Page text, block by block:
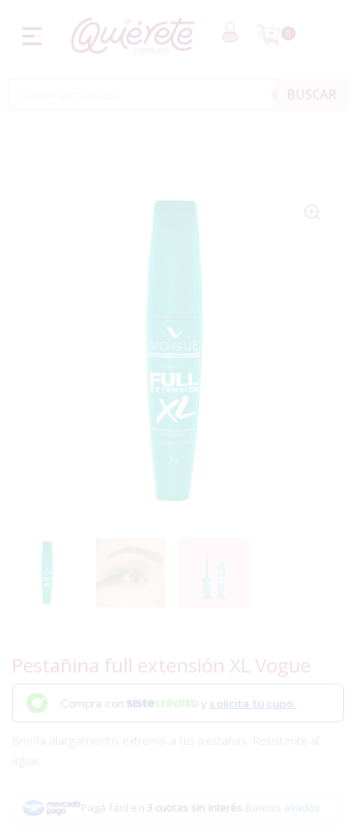
0
BUSCAR
Pestañina full extensión XL Vogue
Compra con y solicita tu cupo.
Pagá fácil en 3 cuotas sin interés.Bancos aliados